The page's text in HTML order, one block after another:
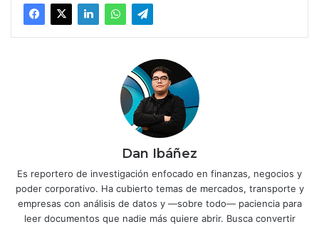
Dan Ibáñez
Es reportero de investigación enfocado en finanzas, negocios y
poder corporativo. Ha cubierto temas de mercados, transporte y
empresas con análisis de datos y —sobre todo— paciencia para
leer documentos que nadie más quiere abrir. Busca convertir